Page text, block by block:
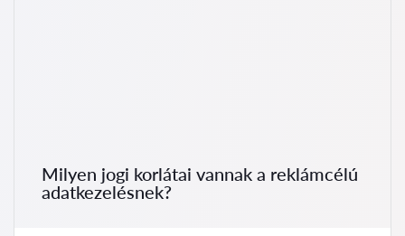
Milyen jogi korlátai vannak a reklámcélú
adatkezelésnek?